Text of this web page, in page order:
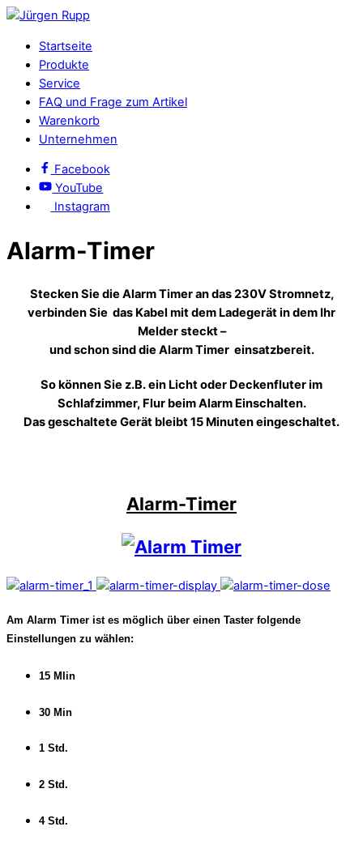
Startseite
Produkte
Service
FAQ und Frage zum Artikel
Warenkorb
Unternehmen
Facebook
YouTube
Instagram
Alarm-Timer
Stecken Sie die Alarm Timer an das 230V Stromnetz,
verbinden Sie das Kabel mit dem Ladegerät in dem Ihr
Melder steckt –
und schon sind die Alarm Timer einsatzbereit.
So können Sie z.B. ein Licht oder Deckenfluter im
Schlafzimmer, Flur beim Alarm Einschalten.
Das geschaltete Gerät bleibt 15 Minuten eingeschaltet.
Alarm-Timer
Am Alarm Timer ist es möglich über einen Taster folgende
Einstellungen zu wählen:
15 MIin
30 Min
1 Std.
2 Std.
4 Std.